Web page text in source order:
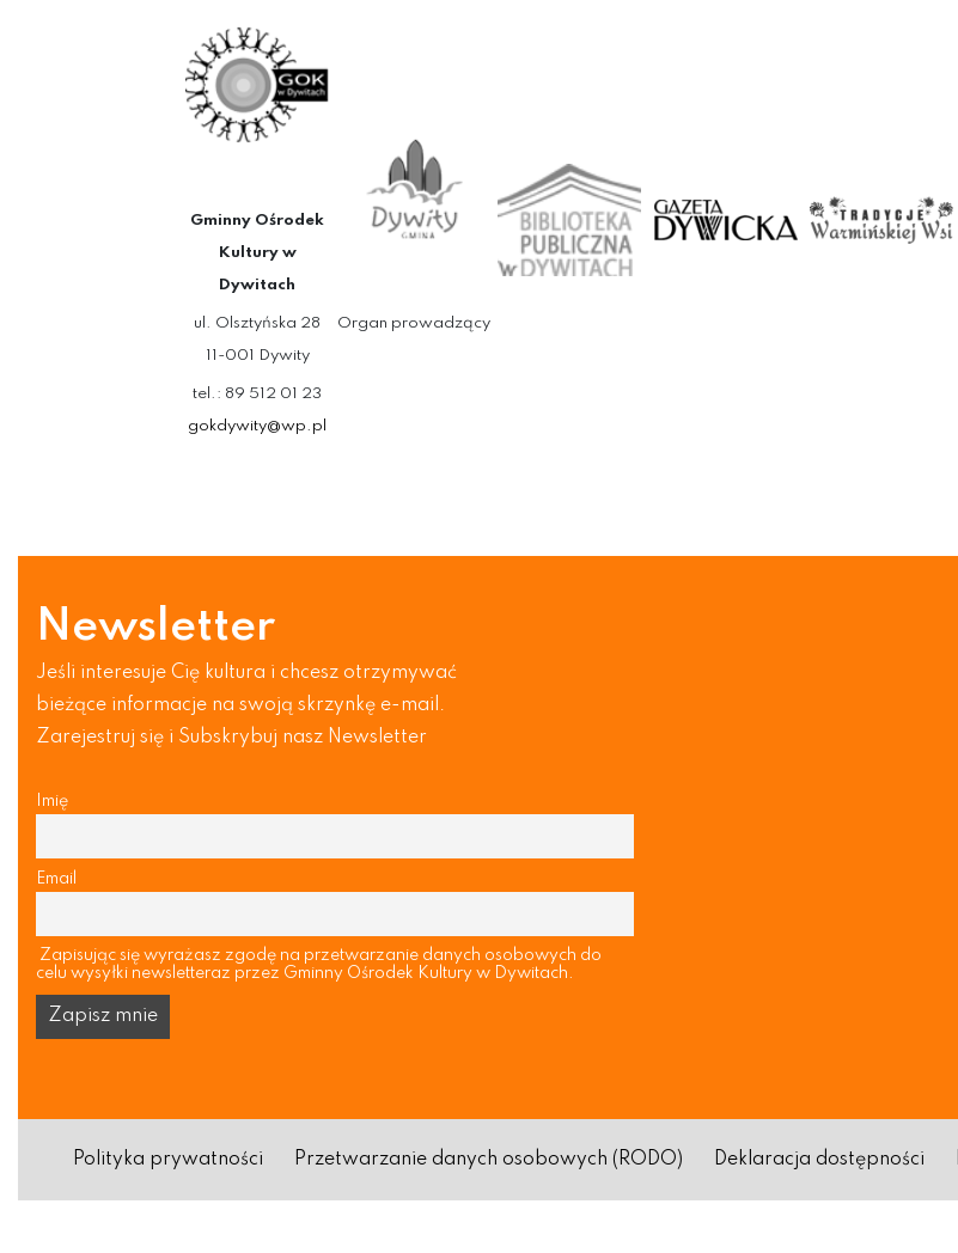
Gminny Ośrodek
Kultury w
Dywitach
ul. Olsztyńska 28
11-001 Dywity
tel.: 89 512 01 23
gokdywity@wp.pl
Organ prowadzący
Newsletter
Jeśli interesuje Cię kultura i chcesz otrzymywać
bieżące informacje na swoją skrzynkę e-mail.
Zarejestruj się i Subskrybuj nasz Newsletter
Imię
Email
Zapisując się wyrażasz zgodę na przetwarzanie danych osobowych do
celu wysyłki newsletteraz przez Gminny Ośrodek Kultury w Dywitach.
Polityka prywatności Przetwarzanie danych osobowych (RODO) Deklaracja dostępności